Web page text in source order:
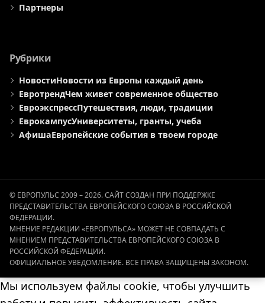
Партнеры
Рубрики
НовостиНовости из Европы каждый день
ЕвротрендЧем живет современное общество
ЕвроэкспрессПутешествия, люди, традиции
ЕврокампусУниверситеты, гранты, учеба
АфишаЕвропейские события в твоем городе
© ЕВРОПУЛЬС 2009 – 2026. САЙТ СОЗДАН ПРИ ПОДДЕРЖКЕ
ПРЕДСТАВИТЕЛЬСТВА ЕВРОПЕЙСКОГО СОЮЗА В РОССИЙСКОЙ
ФЕДЕРАЦИИ.
МНЕНИЕ РЕДАКЦИИ «ЕВРОПУЛЬСА» МОЖЕТ НЕ СОВПАДАТЬ С
МНЕНИЕМ ПРЕДСТАВИТЕЛЬСТВА ЕВРОПЕЙСКОГО СОЮЗА В
РОССИЙСКОЙ ФЕДЕРАЦИИ.
ОФИЦИАЛЬНОЕ УВЕДОМЛЕНИЕ. ВСЕ ПРАВА ЗАЩИЩЕНЫ ЗАКОНОМ.
Мы используем файлы cookie, чтобы улучшить